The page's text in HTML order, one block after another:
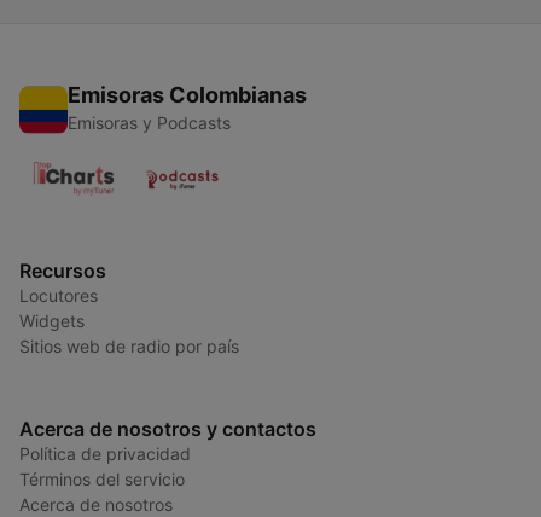
Emisoras Colombianas
Emisoras y Podcasts
Recursos
Locutores
Widgets
Sitios web de radio por país
Acerca de nosotros y contactos
Política de privacidad
Términos del servicio
Acerca de nosotros